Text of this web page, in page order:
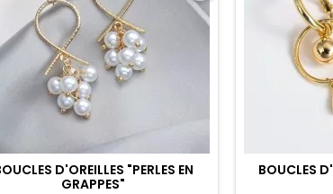
D'OREILLES "PERLES EN
GRAPPES"
BOUCLES